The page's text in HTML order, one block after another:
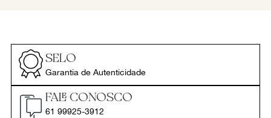
SELO
Garantia de Autenticidade
FALE CONOSCO
61 99925-3912